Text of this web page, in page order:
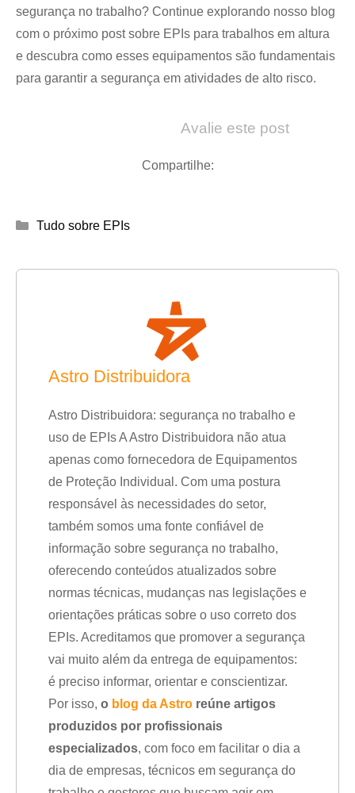
segurança no trabalho? Continue explorando nosso blog
com o próximo post sobre EPIs para trabalhos em altura
e descubra como esses equipamentos são fundamentais
para garantir a segurança em atividades de alto risco.
Avalie este post
Compartilhe:
Categorias
Tudo sobre EPIs
Astro Distribuidora
Astro Distribuidora: segurança no trabalho e
uso de EPIs A Astro Distribuidora não atua
apenas como fornecedora de Equipamentos
de Proteção Individual. Com uma postura
responsável às necessidades do setor,
também somos uma fonte confiável de
informação sobre segurança no trabalho,
oferecendo conteúdos atualizados sobre
normas técnicas, mudanças nas legislações e
orientações práticas sobre o uso correto dos
EPIs. Acreditamos que promover a segurança
vai muito além da entrega de equipamentos:
é preciso informar, orientar e conscientizar.
Por isso, o blog da Astro reúne artigos
produzidos por profissionais
especializados, com foco em facilitar o dia a
dia de empresas, técnicos em segurança do